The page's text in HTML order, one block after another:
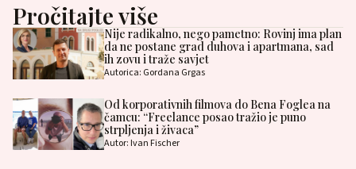
Pročitajte više
Nije radikalno, nego pametno: Rovinj ima plan
da ne postane grad duhova i apartmana, sad
ih zovu i traže savjet
Autorica: Gordana Grgas
Od korporativnih filmova do Bena Foglea na
čamcu: “Freelance posao tražio je puno
strpljenja i živaca”
Autor: Ivan Fischer